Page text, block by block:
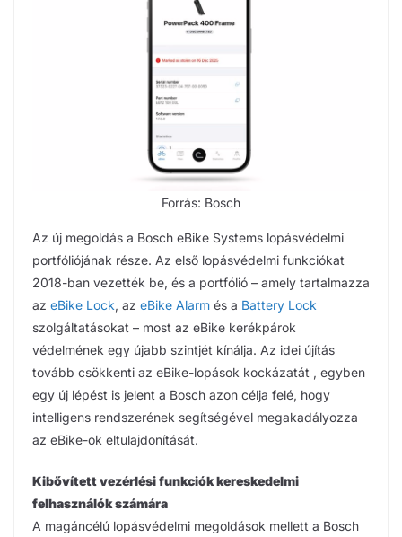
Forrás: Bosch
Az új megoldás a Bosch eBike Systems lopásvédelmi
portfóliójának része. Az első lopásvédelmi funkciókat
2018-ban vezették be, és a portfólió – amely tartalmazza
az eBike Lock, az eBike Alarm és a Battery Lock
szolgáltatásokat – most az eBike kerékpárok
védelmének egy újabb szintjét kínálja. Az idei újítás
tovább csökkenti az eBike-lopások kockázatát , egyben
egy új lépést is jelent a Bosch azon célja felé, hogy
intelligens rendszerének segítségével megakadályozza
az eBike-ok eltulajdonítását.
Kibővített vezérlési funkciók kereskedelmi
felhasználók számára
A magáncélú lopásvédelmi megoldások mellett a Bosch